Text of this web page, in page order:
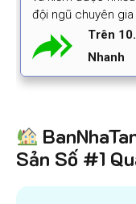
đội ngũ chuyên gia
Trên
Nhanh
Sản Số #1